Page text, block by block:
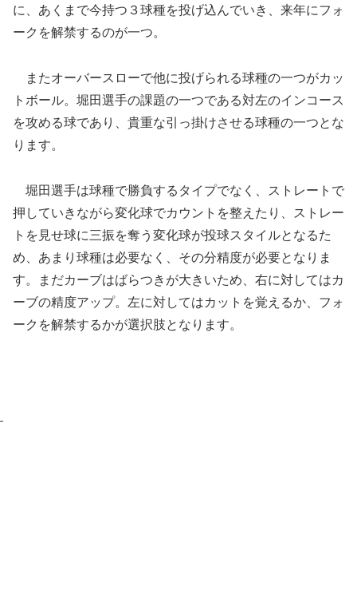
に、あくまで今持つ３球種を投げ込んでいき、来年にフォ
ークを解禁するのが一つ。
またオーバースローで他に投げられる球種の一つがカッ
トボール。堀田選手の課題の一つである対左のインコース
を攻める球であり、貴重な引っ掛けさせる球種の一つとな
ります。
堀田選手は球種で勝負するタイプでなく、ストレートで
押していきながら変化球でカウントを整えたり、ストレー
トを見せ球に三振を奪う変化球が投球スタイルとなるた
め、あまり球種は必要なく、その分精度が必要となりま
す。まだカーブはばらつきが大きいため、右に対してはカ
ーブの精度アップ。左に対してはカットを覚えるか、フォ
ークを解禁するかが選択肢となります。